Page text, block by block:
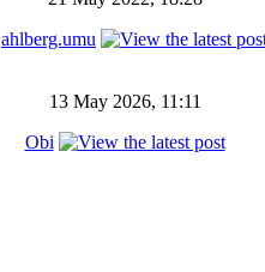
ahlberg.umu
13 May 2026, 11:11
Obi